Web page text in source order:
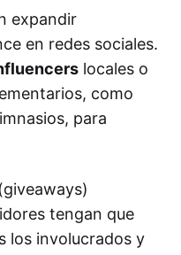
expandir
en redes sociales.
locales o
como
para
(giveaways)
tengan que
los involucrados y